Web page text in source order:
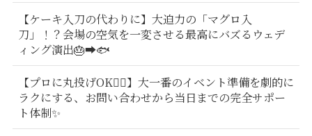
【ケーキ入刀の代わりに】大迫力の「マグロ入
刀」！？会場の空気を一変させる最高にバズるウェデ
ィング演出🎂➡️🐟
【プロに丸投げOK🙆‍♂️】大一番のイベント準備を劇的に
ラクにする、お問い合わせから当日までの完全サポー
ト体制✨